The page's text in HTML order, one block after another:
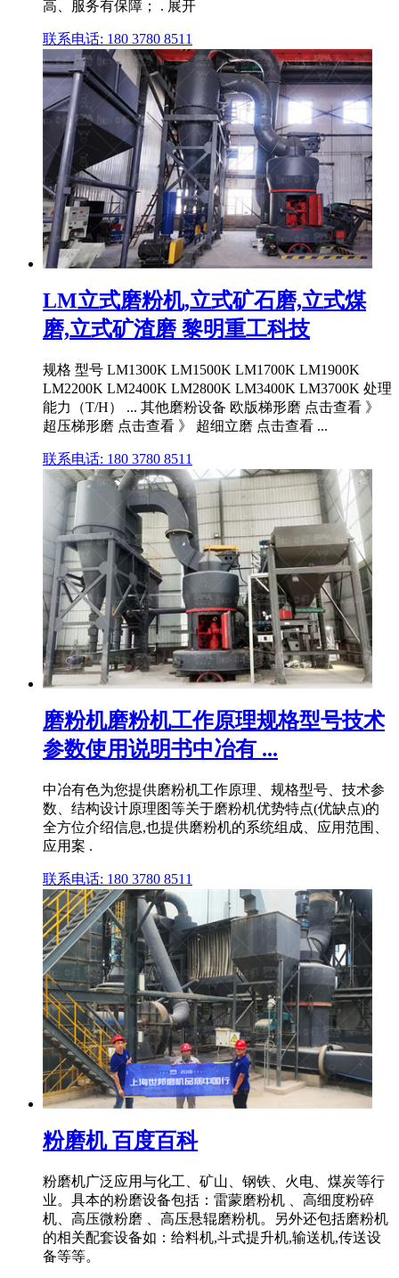
高、服务有保障； . 展开
联系电话: 180 3780 8511
LM立式磨粉机,立式矿石磨,立式煤
磨,立式矿渣磨 黎明重工科技
规格 型号 LM1300K LM1500K LM1700K LM1900K
LM2200K LM2400K LM2800K LM3400K LM3700K 处理
能力（T/H） ... 其他磨粉设备 欧版梯形磨 点击查看 》
超压梯形磨 点击查看 》 超细立磨 点击查看 ...
联系电话: 180 3780 8511
磨粉机磨粉机工作原理规格型号技术
参数使用说明书中冶有 ...
中冶有色为您提供磨粉机工作原理、规格型号、技术参
数、结构设计原理图等关于磨粉机优势特点(优缺点)的
全方位介绍信息,也提供磨粉机的系统组成、应用范围、
应用案 .
联系电话: 180 3780 8511
粉磨机 百度百科
粉磨机广泛应用与化工、矿山、钢铁、火电、煤炭等行
业。具本的粉磨设备包括：雷蒙磨粉机 、高细度粉碎
机、高压微粉磨 、高压悬辊磨粉机。另外还包括磨粉机
的相关配套设备如：给料机,斗式提升机,输送机,传送设
备等等。